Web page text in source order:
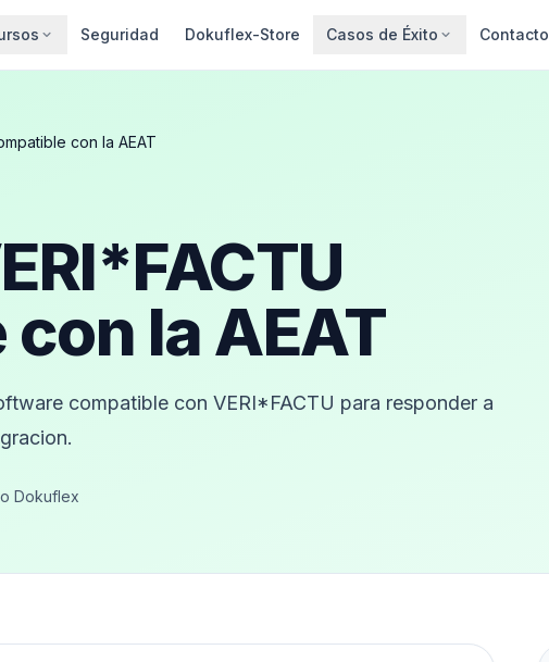
Seguridad Dokuflex-Store Casos de Éxito Contacto
con la AEAT
la AEAT
compatible con VERI*FACTU para responder a
Dokuflex